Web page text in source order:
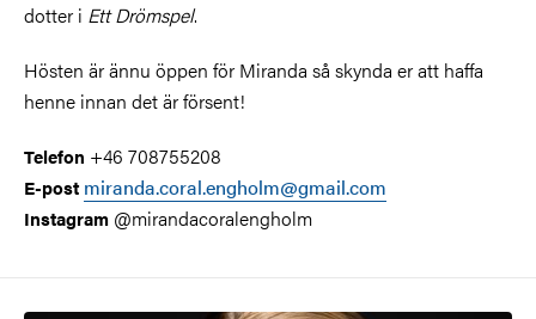
dotter i Ett Drömspel.
Hösten är ännu öppen för Miranda så skynda er att haffa
henne innan det är försent!
Telefon +46 708755208
E-post miranda.coral.engholm@gmail.com
Instagram @mirandacoralengholm